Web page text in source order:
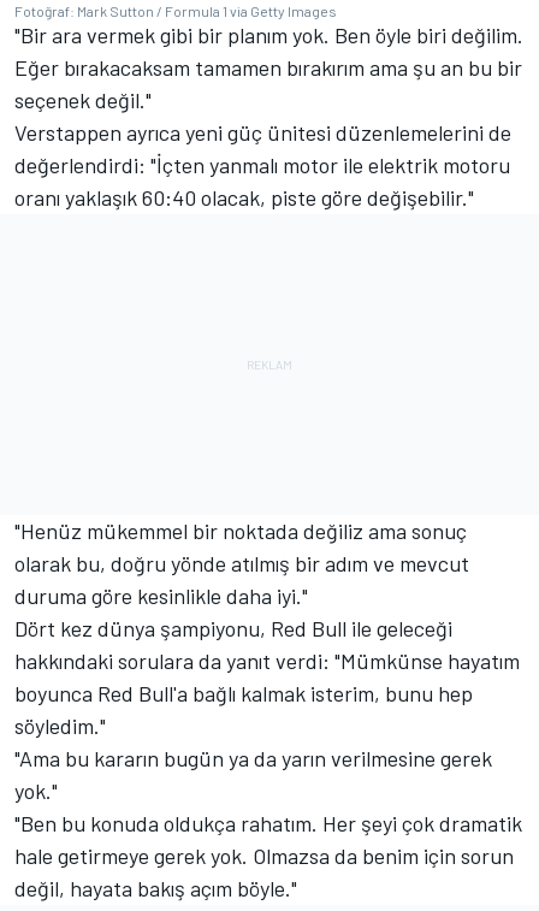
Fotoğraf: Mark Sutton / Formula 1 via Getty Images
"Bir ara vermek gibi bir planım yok. Ben öyle biri değilim.
Eğer bırakacaksam tamamen bırakırım ama şu an bu bir
seçenek değil."
Verstappen ayrıca yeni güç ünitesi düzenlemelerini de
değerlendirdi: "İçten yanmalı motor ile elektrik motoru
oranı yaklaşık 60:40 olacak, piste göre değişebilir."
"Henüz mükemmel bir noktada değiliz ama sonuç
olarak bu, doğru yönde atılmış bir adım ve mevcut
duruma göre kesinlikle daha iyi."
Dört kez dünya şampiyonu, Red Bull ile geleceği
hakkındaki sorulara da yanıt verdi: "Mümkünse hayatım
boyunca Red Bull'a bağlı kalmak isterim, bunu hep
söyledim."
"Ama bu kararın bugün ya da yarın verilmesine gerek
yok."
"Ben bu konuda oldukça rahatım. Her şeyi çok dramatik
hale getirmeye gerek yok. Olmazsa da benim için sorun
değil, hayata bakış açım böyle."